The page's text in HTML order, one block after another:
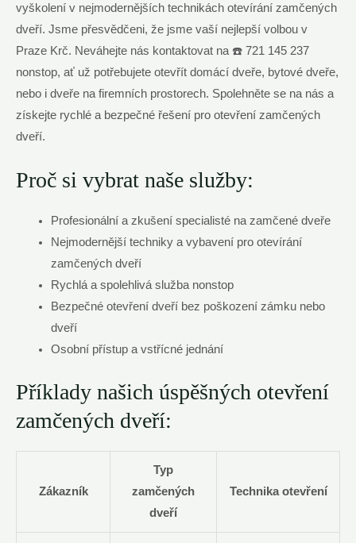
vyškolení v nejmodernějších technikách otevírání zamčených
dveří. Jsme přesvědčeni, že jsme vaší nejlepší volbou v
Praze Krč. Neváhejte nás kontaktovat na ☎️ 721 145 237
nonstop, ať už potřebujete otevřít domácí dveře, bytové dveře,
nebo i dveře na firemních prostorech. Spolehněte se na nás a
získejte rychlé a bezpečné řešení pro otevření zamčených
dveří.
Proč si vybrat naše služby:
Profesionální a zkušení specialisté na zamčené dveře
Nejmodernější techniky a vybavení pro otevírání
zamčených dveří
Rychlá a spolehlivá služba nonstop
Bezpečné otevření dveří bez poškození zámku nebo
dveří
Osobní přístup a vstřícné jednání
Příklady našich úspěšných otevření
zamčených dveří:
Zákazník
Typ
zamčených
dveří
Technika otevření